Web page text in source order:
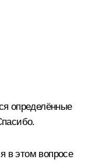
определённые
в этом вопросе